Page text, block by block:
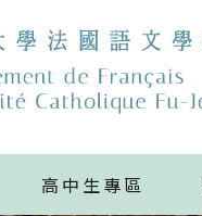
高中生專區